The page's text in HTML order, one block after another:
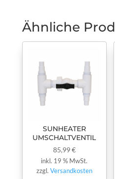
Ähnliche
SUNHEATER
UMSCHALTVENTIL
85,99€
inkl. 19 % MwSt.
zzgl. Versandkosten